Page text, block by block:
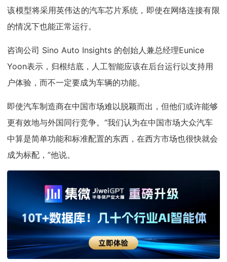
该模型将采用英伟达的汽车芯片系统，即使在网络连接有限
的情况下也能正常运行。
咨询公司 Sino Auto Insights 的创始人兼总经理Eunice
Yoon表示，归根结底，人工智能应该在后台运行以支持用
户体验，而不一定要成为车辆的功能。
即使汽车制造商在中国市场难以脱颖而出，但他们或许能够
更有效地与外国同行竞争。“我们认为在中国市场大众汽车
中算是简单功能和标准配置的东西，在西方市场也很快就会
成为标配，”他说。